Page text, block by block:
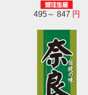
495～ 847 円